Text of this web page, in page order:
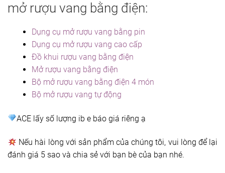
mở rượu vang bằng điện:
Dụng cụ mở rượu vang bằng pin
Dụng cụ mở rượu vang cao cấp
Đồ khui rượu vang bằng điện
Mở rượu vang bằng điện
Bộ mở rượu vang bằng điện 4 món
Bộ mở rượu vang tự động
ACE lấy số lượng ib e báo giá riêng ạ
Nếu hài lòng với sản phẩm của chúng tôi, vui lòng để lại
đánh giá 5 sao và chia sẻ với bạn bè của bạn nhé.